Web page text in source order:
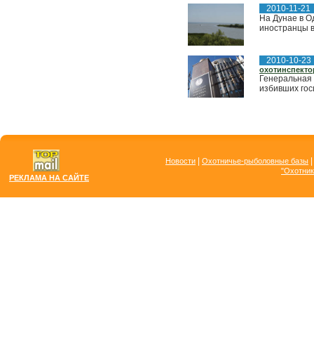
2010-11-21
На Дунае в
иностранцы
2010-10-23
избивших
РЕКЛАМА НА САЙТЕ
Новости Охотничье-рыболовные базы